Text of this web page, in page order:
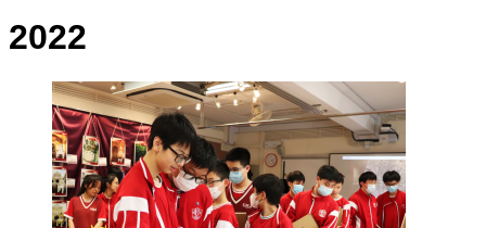
關
2022